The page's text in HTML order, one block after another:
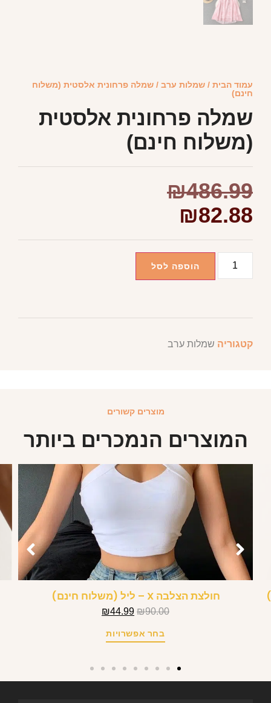
עמוד הבית / שמלות ערב / שמלה פרחונית אלסטית (משלוח
חינם)
שמלה פרחונית אלסטית
(משלוח חינם)
₪486.99
₪82.88
הוספה לסל
קטגוריה שמלות ערב
מוצרים קשורים
המוצרים הנמכרים ביותר
חולצת הצלבה X – ליל (משלוח חינם)
₪90.00
₪44.99
בחר אפשרויות